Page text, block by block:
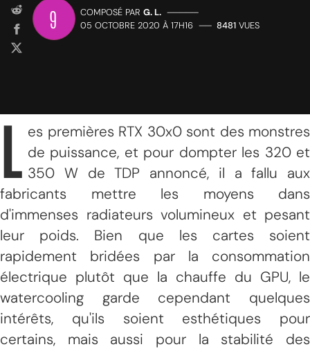
9 COMPOSÉ PAR G. L. —————
05 OCTOBRE 2020 À 17H16 —— 8481 VUES
L
es premières RTX 30x0 sont des monstres
de puissance, et pour dompter les 320 et
350 W de TDP annoncé, il a fallu aux
fabricants mettre les moyens dans
d'immenses radiateurs volumineux et pesant
leur poids. Bien que les cartes soient
rapidement bridées par la consommation
électrique plutôt que la chauffe du GPU, le
watercooling garde cependant quelques
intérêts, qu'ils soient esthétiques pour
certains, mais aussi pour la stabilité des